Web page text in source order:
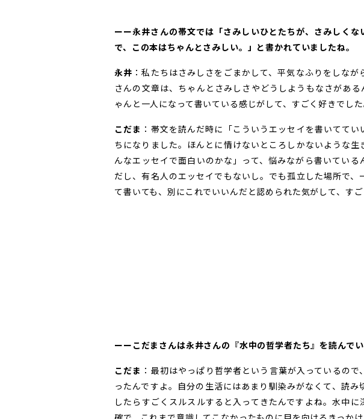
ーー永井さんの帯文では「さみしいひとたちが、さみしく
で、この本はちゃんとさみしい。」と書かれていましたね。
永井 ：私たちはさみしさをごまかして、平気なふりをしな
さんの文章は、ちゃんとさみしさやどうしようもなさがある
ゃんと一人になって書いている感じがして、すごく好きでした
こだま ：帯文を読んだ時に「こういうエッセイを書いてて
ちになりました。ほんとに情けないところしかないような生
んなエッセイで面白いのかな」って、悩みながら書いている
だし、有名人のエッセイでもないし。でも孤立した場所で、
て書いても、別にこれでいいんだと認められた気がして、すご
ーーこだまさんは永井さんの『水中の哲学者たち』を読んで
こだま ：最初はやっぱり哲学者という言葉が入っているの
ったんですよ。自分の生活にはあまり馴染みがなくて、読
したらすごくスルスルすると入ってきたんですよね。水中